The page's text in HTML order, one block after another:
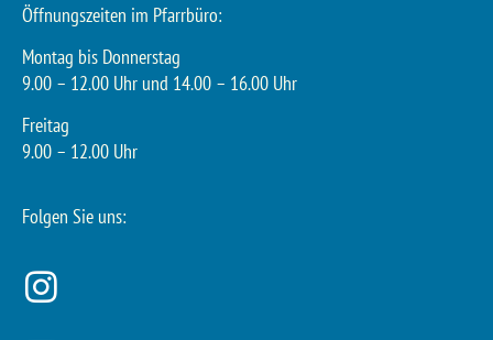
Öffnungszeiten im Pfarrbüro:
Montag bis Donnerstag
9.00 – 12.00 Uhr und 14.00 – 16.00 Uhr
Freitag
9.00 – 12.00 Uhr
Folgen Sie uns: